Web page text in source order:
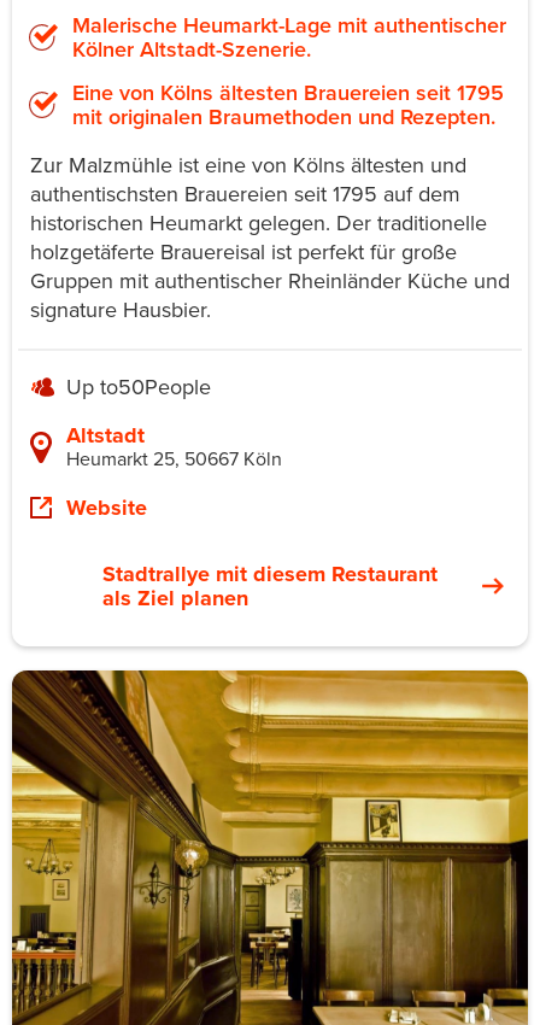
Malerische Heumarkt-Lage mit authentischer
Kölner Altstadt-Szenerie.
Eine von Kölns ältesten Brauereien seit 1795
mit originalen Braumethoden und Rezepten.
Zur Malzmühle ist eine von Kölns ältesten und
authentischsten Brauereien seit 1795 auf dem
historischen Heumarkt gelegen. Der traditionelle
holzgetäferte Brauereisal ist perfekt für große
Gruppen mit authentischer Rheinländer Küche und
signature Hausbier.
Up to50People
Altstadt
Heumarkt 25, 50667 Köln
Website
Stadtrallye mit diesem Restaurant
als Ziel planen